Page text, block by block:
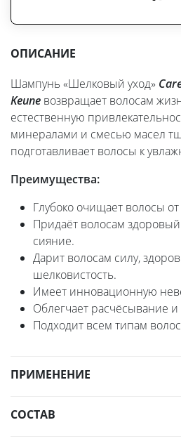
ОПИСАНИЕ
Шампунь «Шелковый уход»
Keune возвращает волосам
естественную
минералами и смесью масел
подготавливает волосы к
Преимущества:
Глубоко очищает волосы
Придаёт волосам здоровый
сияние.
Дарит волосам силу,
шелковистость.
Имеет инновационную
Облегчает расчёсывание и
Подходит всем типам
ПРИМЕНЕНИЕ
СОСТАВ